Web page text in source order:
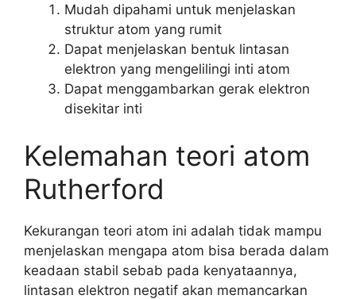
Mudah dipahami untuk menjelaskan
struktur atom yang rumit
Dapat menjelaskan bentuk lintasan
elektron yang mengelilingi inti atom
Dapat menggambarkan gerak elektron
disekitar inti
Kelemahan teori atom
Rutherford
Kekurangan teori atom ini adalah tidak mampu
menjelaskan mengapa atom bisa berada dalam
keadaan stabil sebab pada kenyataannya,
lintasan elektron negatif akan memancarkan